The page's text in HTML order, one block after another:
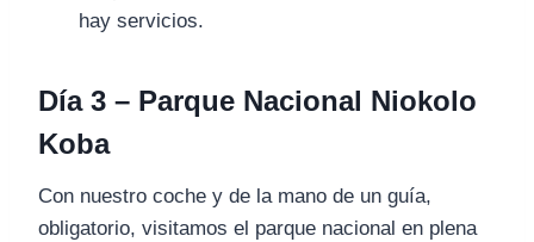
hay servicios.
Día 3 – Parque Nacional Niokolo
Koba
Con nuestro coche y de la mano de un guía,
obligatorio, visitamos el parque nacional en plena